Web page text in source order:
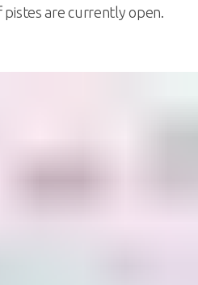
pistes are currently open.